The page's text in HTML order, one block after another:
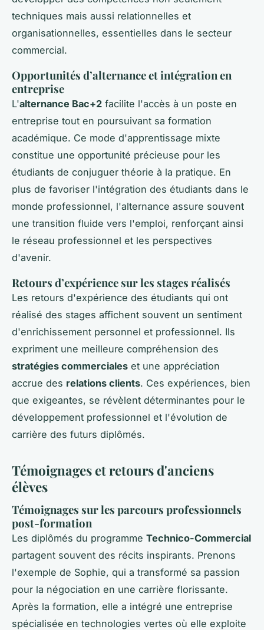
techniques mais aussi relationnelles et
organisationnelles, essentielles dans le secteur
commercial.
Opportunités d’alternanceet intégration en
entreprise
L'alternance Bac+2 facilite l'accès à un poste en
entreprise tout en poursuivant sa formation
académique. Ce mode d'apprentissage mixte
constitue une opportunité précieuse pour les
étudiants de conjuguer théorie à la pratique. En
plus de favoriser l'intégration des étudiants dans le
monde professionnel, l'alternance assure souvent
une transition fluide vers l'emploi, renforçant ainsi
le réseau professionnel et les perspectives
d'avenir.
Retours d’expérience sur les stages réalisés
Les retours d'expérience des étudiants qui ont
réalisé des stages affichent souvent un sentiment
d'enrichissement personnel et professionnel. Ils
expriment une meilleure compréhension des
stratégies commerciales et une appréciation
accrue des relations clients. Ces expériences, bien
que exigeantes, se révèlent déterminantes pour le
développement professionnel et l'évolution de
carrière des futurs diplômés.
Témoignages et retours d'anciens
élèves
Témoignages sur les parcours professionnels
post-formation
Les diplômés du programme Technico-Commercial
partagent souvent des récits inspirants. Prenons
l'exemple de Sophie, qui a transformé sa passion
pour la négociation en une carrière florissante.
Après la formation, elle a intégré une entreprise
spécialisée en technologies vertes où elle exploite